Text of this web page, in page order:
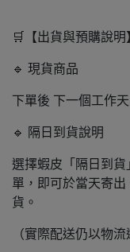
🛒【出貨與預購說明
🔹 現貨商品
下單後 下一個工作天
🔹 隔日到貨說明
選擇蝦皮「隔日到貨
單，即可於當天寄
貨。
（實際配送仍以物